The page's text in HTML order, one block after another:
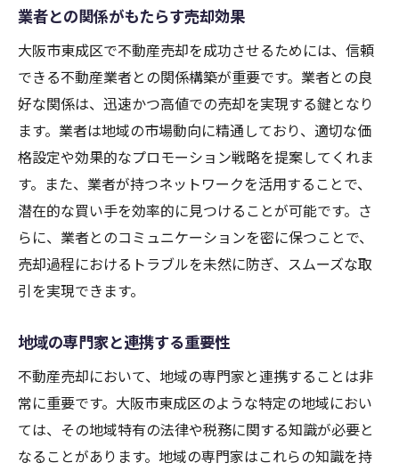
業者との関係がもたらす売却効果
大阪市東成区で不動産売却を成功させるためには、信頼
できる不動産業者との関係構築が重要です。業者との良
好な関係は、迅速かつ高値での売却を実現する鍵となり
ます。業者は地域の市場動向に精通しており、適切な価
格設定や効果的なプロモーション戦略を提案してくれま
す。また、業者が持つネットワークを活用することで、
潜在的な買い手を効率的に見つけることが可能です。さ
らに、業者とのコミュニケーションを密に保つことで、
売却過程におけるトラブルを未然に防ぎ、スムーズな取
引を実現できます。
地域の専門家と連携する重要性
不動産売却において、地域の専門家と連携することは非
常に重要です。大阪市東成区のような特定の地域におい
ては、その地域特有の法律や税務に関する知識が必要と
なることがあります。地域の専門家はこれらの知識を持